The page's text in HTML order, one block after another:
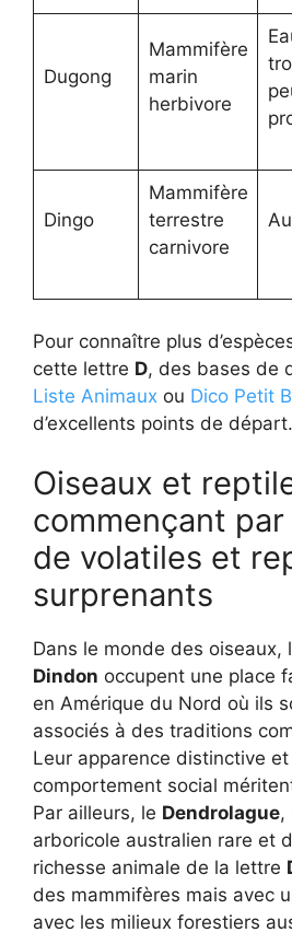
Dugong
Mammifère
marin
herbivore
Dingo
Mammifère
terrestre
carnivore
Pour connaître plus
cette lettre D, des bases de
Liste Animaux ou Dico Petit
d’excellents points de départ.
Oiseaux et
commençant
de volatiles et
surprenants
Dans le monde des oiseaux,
Dindon occupent une place
en Amérique du Nord où ils
associés à des traditions
Leur apparence distinctive
comportement social
Par ailleurs, le Dendrolague,
arboricole australien rare et
richesse animale de la lettre
des mammifères mais avec
avec les milieux forestiers